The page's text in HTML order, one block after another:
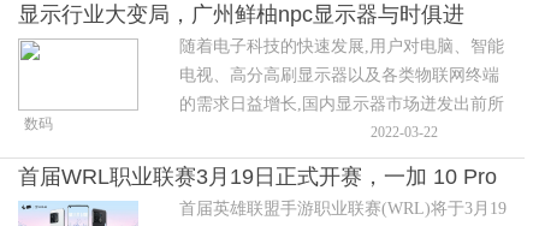
显示行业大变局，广州鲜柚npc显示器与时俱进
随着电子科技的快速发展,用户对电脑、智能
电视、高分高刷显示器以及各类物联网终端
的需求日益增长,国内显示器市场迸发出前所
未有活力,越来越多的企业加入显示器阵营。
数码 2022-03-22
首届WRL职业联赛3月19日正式开赛，一加 10 Pro
官方赛事用机重磅登场首届英雄联盟手游职业联赛(WRL)将于3月19